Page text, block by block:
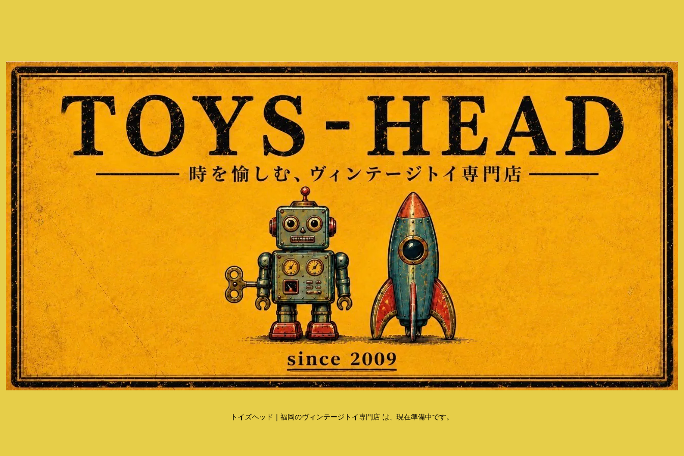
トイズヘッド｜福岡のヴィンテージトイ専門店 は、現在準備中です。